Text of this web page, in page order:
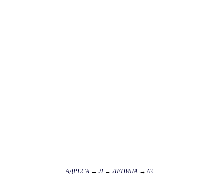
АДРЕСА→Л→ЛЕНИНА→ 64